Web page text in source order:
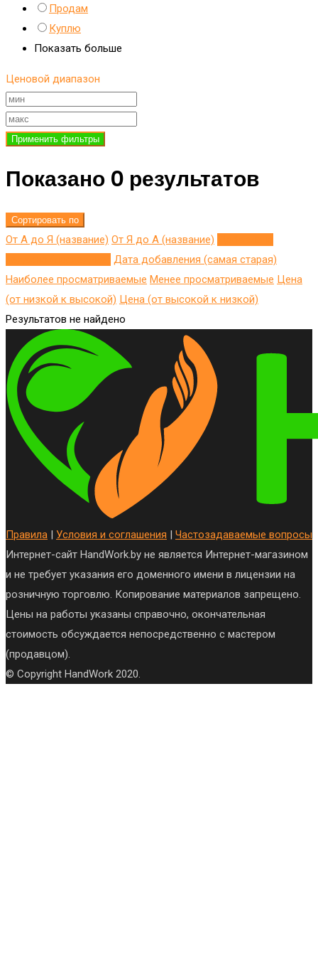
Продам
Куплю
Показать больше
Ценовой диапазон
Применить фильтры
Показано 0 результатов
Сортировать по
От А до Я (название) От Я до A (название)
Дата добавления (самая старая)
Наиболее просматриваемые Менее просматриваемые Цена
(от низкой к высокой) Цена (от высокой к низкой)
Результатов не найдено
Правила | Условия и соглашения | Частозадаваемые вопросы
Интернет-сайт HandWork.by не является Интернет-магазином
и не требует указания его доменного имени в лицензии на
розничную торговлю. Копирование материалов запрещено.
Цены на работы указаны справочно, окончательная
стоимость обсуждается непосредственно с мастером
(продавцом).
© Copyright HandWork 2020.